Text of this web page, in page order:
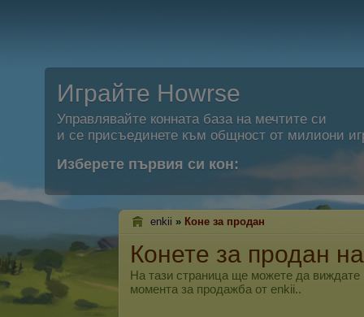
Играйте Howrse
Управлявайте конната база на мечтите си
и се присъединете към общност от милиони
Изберете първия си кон:
enkii » Коне за продан
Конете за продан
На тази страница ще можете да виждате
момента за продажба от enkii..